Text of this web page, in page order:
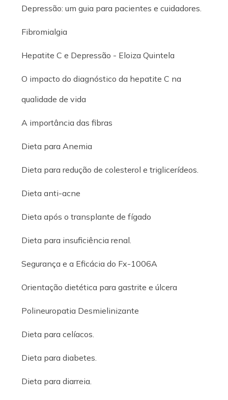
Depressão: um guia para pacientes e cuidadores.
Fibromialgia
Hepatite C e Depressão - Eloiza Quintela
O impacto do diagnóstico da hepatite C na
qualidade de vida
A importância das fibras
Dieta para Anemia
Dieta para redução de colesterol e triglicerídeos.
Dieta anti-acne
Dieta após o transplante de fígado
Dieta para insuficiência renal.
Segurança e a Eficácia do Fx-1006A
Orientação dietética para gastrite e úlcera
Polineuropatia Desmielinizante
Dieta para celíacos.
Dieta para diabetes.
Dieta para diarreia.